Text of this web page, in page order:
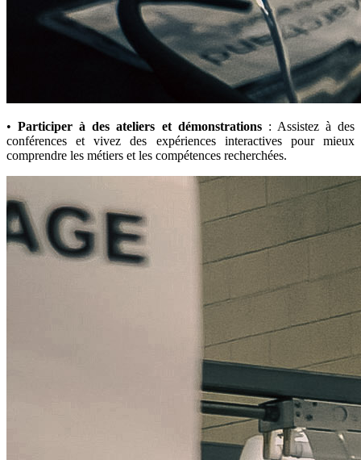
•Participer à des ateliers et démonstrations: Assistez à des
conférences et vivez des expériences interactives pour mieux
comprendre les métiers et les compétences recherchées.